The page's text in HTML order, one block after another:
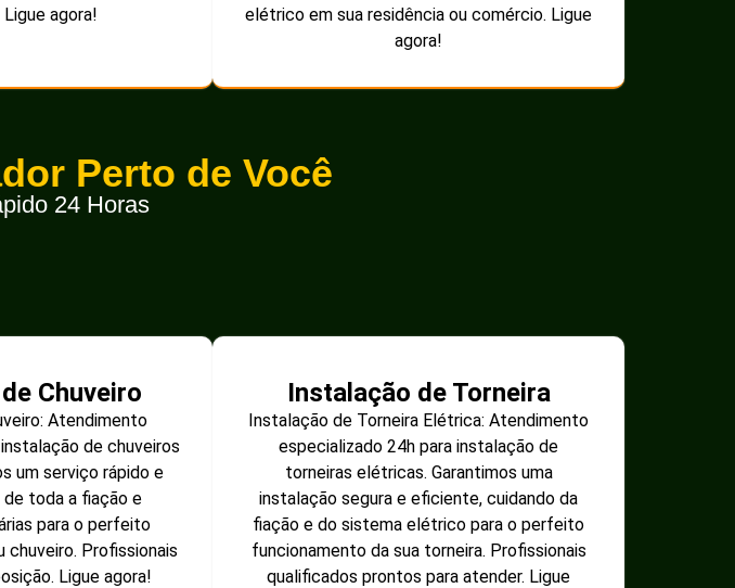
Ligue agora!
elétrico em sua residência ou comércio. Ligue
agora!
Perto de Você
24 Horas
Chuveiro
Atendimento
de chuveiros
um serviço rápido e
de toda a fiação e
para o perfeito
chuveiro. Profissionais
Ligue agora!
Instalação de Torneira
Instalação de Torneira Elétrica: Atendimento
especializado 24h para instalação de
torneiras elétricas. Garantimos uma
instalação segura e eficiente, cuidando da
fiação e do sistema elétrico para o perfeito
funcionamento da sua torneira. Profissionais
qualificados prontos para atender. Ligue